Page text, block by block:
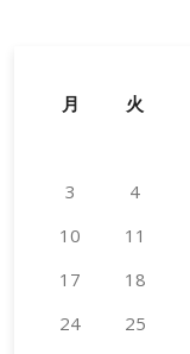
月 火
3
4
10
11
17
18
24
25